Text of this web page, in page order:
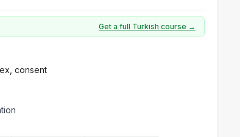
Get a full Turkish course →
consent